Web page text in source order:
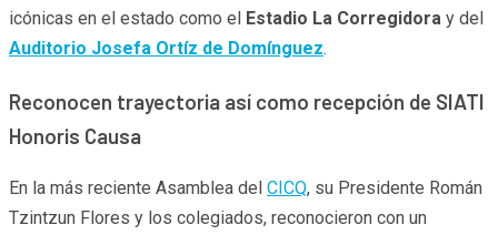
icónicas en el estado como el Estadio La Corregidora y del
Auditorio Josefa Ortíz de Domínguez.
Reconocen trayectoria así como recepción de SIATI
Honoris Causa
En la más reciente Asamblea del CICQ, su Presidente Román
Tzintzun Flores y los colegiados, reconocieron con un